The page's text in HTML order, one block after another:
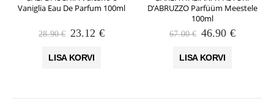
Vaniglia Eau De Parfum 100ml
28.90€ Algne
oli:
23.12 €Praegune
LISA KORVI
D’ABRUZZO Parfüüm Meestele
100ml
67.00€ Algne
oli:
46.90 €
LISA KORVI